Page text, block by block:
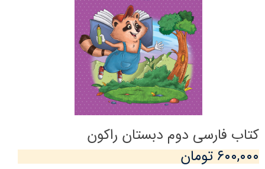
کتاب فارسی دوم دبستان راکون
۶۰۰,۰۰۰ تومان